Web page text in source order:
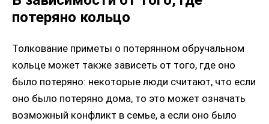
потеряно кольцо
Толкование приметы о потерянном обручальном
кольце может также зависеть от того, где оно
было потеряно: некоторые люди считают, что если
оно было потеряно дома, то это может означать
возможный конфликт в семье, а если оно было